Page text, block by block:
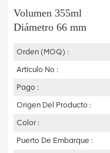
Volumen 355ml
Diámetro 66 mm
Orden (MOQ) :
Artículo No :
Pago :
Origen Del Producto :
Color :
Puerto De Embarque :